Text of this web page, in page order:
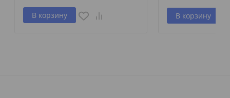
В корзину В корзину